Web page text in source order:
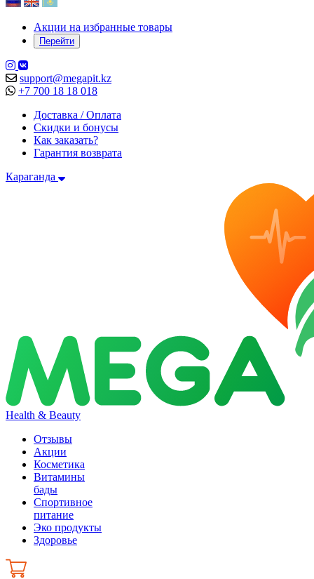
Акции на избранные товары
Перейти
support@megapit.kz
+7 700 18 18 018
Доставка / Оплата
Скидки и бонусы
Как заказать?
Гарантия возврата
Караганда
Health & Beauty
Отзывы
Акции
Косметика
Витамины
бады
Спортивное
питание
Эко продукты
Здоровье